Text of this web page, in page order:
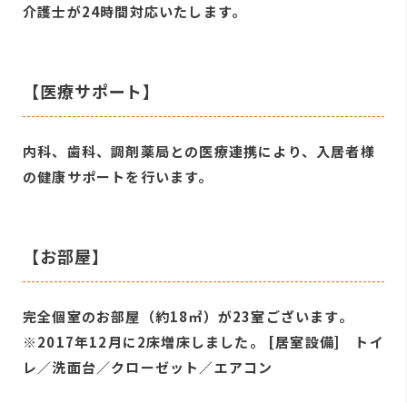
介護士が24時間対応いたします。
【医療サポート】
内科、歯科、調剤薬局との医療連携により、入居者様
の健康サポートを行います。
【お部屋】
完全個室のお部屋（約18㎡）が23室ございます。
※2017年12月に2床増床しました。 [居室設備] トイ
レ／洗面台／クローゼット／エアコン